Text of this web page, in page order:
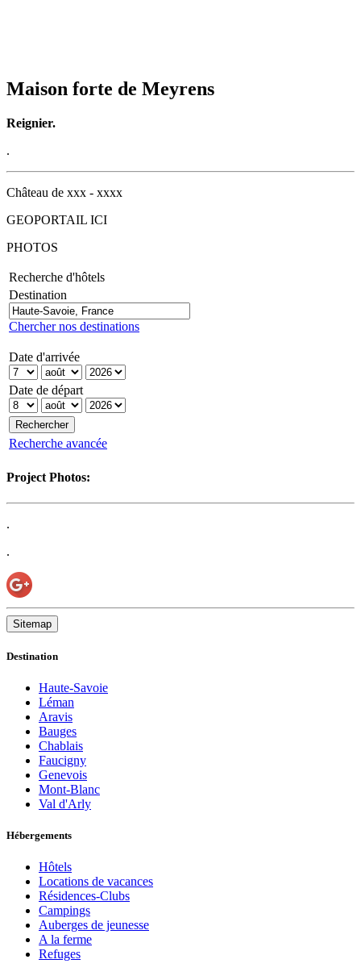
Maison forte de Meyrens
Reignier.
.
Château de xxx - xxxx
GEOPORTAIL ICI
PHOTOS
Recherche d'hôtels
Destination
Chercher nos destinations
Date d'arrivée
Date de départ
Recherche avancée
Project Photos:
.
.
Sitemap
Destination
Haute-Savoie
Léman
Aravis
Bauges
Chablais
Faucigny
Genevois
Mont-Blanc
Val d'Arly
Hébergements
Hôtels
Locations de vacances
Résidences-Clubs
Campings
Auberges de jeunesse
A la ferme
Refuges